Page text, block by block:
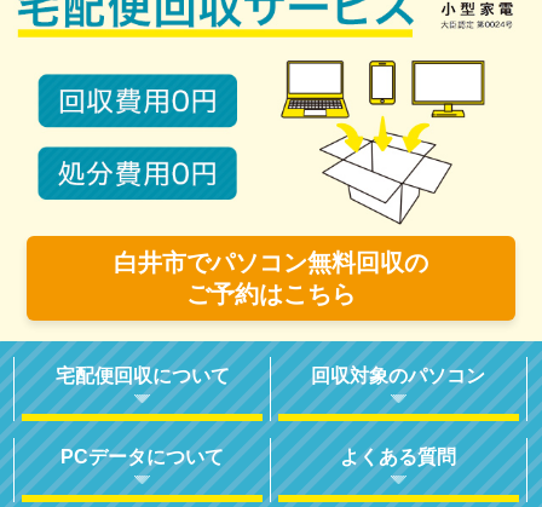
白井市でパソコン無料回収の
ご予約はこちら
宅配便回収について 回収対象のパソコン
PCデータについて よくある質問